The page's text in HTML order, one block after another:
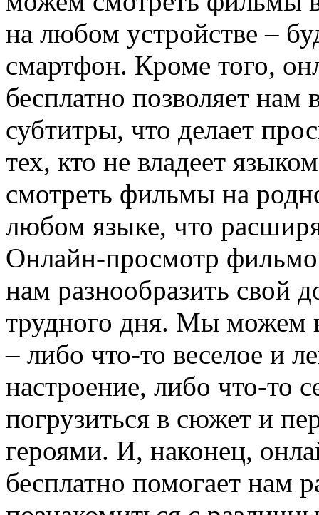
на любом устройстве –
смартфон. Кроме того,
бесплатно позволяет
субтитры, что делает
тех, кто не владеет
смотреть фильмы на
любом языке, что
Онлайн-просмотр
нам разнообразить свой
трудного дня. Мы можем
– либо что-то веселое и
настроение, либо что-то
погрузиться в сюжет и
героями. И, наконец,
бесплатно помогает нам